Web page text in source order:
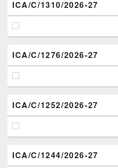
ICA/C/1310/2026-27
ICA/C/1276/2026-27
ICA/C/1252/2026-27
ICA/C/1244/2026-27